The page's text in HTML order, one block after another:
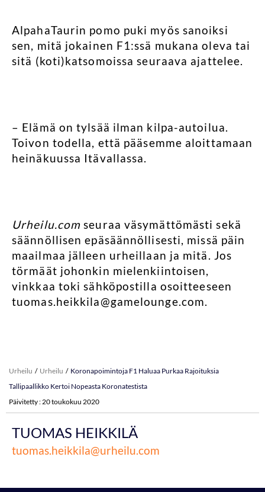
AlpahaTaurin pomo puki myös sanoiksi
sen, mitä jokainen F1:ssä mukana oleva tai
sitä (koti)katsomoissa seuraava ajattelee.
– Elämä on tylsää ilman kilpa-autoilua.
Toivon todella, että pääsemme aloittamaan
heinäkuussa Itävallassa.
Urheilu.com seuraa väsymättömästi sekä
säännöllisen epäsäännöllisesti, missä päin
maailmaa jälleen urheillaan ja mitä. Jos
törmäät johonkin mielenkiintoisen,
vinkkaa toki sähköpostilla osoitteeseen
tuomas.heikkila@gamelounge.com.
Urheilu Urheilu
Koronapoimintoja F1 Haluaa Purkaa Rajoituksia
Tallipaallikko Kertoi Nopeasta Koronatestista
Päivitetty : 20 toukokuu 2020
TUOMAS HEIKKILÄ
tuomas.heikkila@urheilu.com